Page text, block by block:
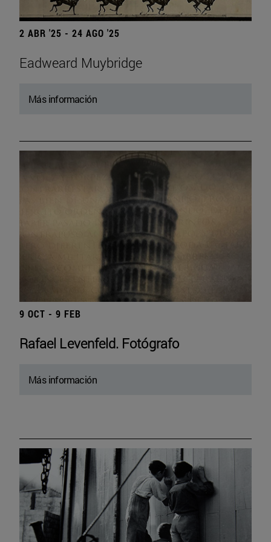
2 ABR '25 - 24 AGO '25
Eadweard Muybridge
Más información
9 OCT - 9 FEB
Rafael Levenfeld. Fotógrafo
Más información